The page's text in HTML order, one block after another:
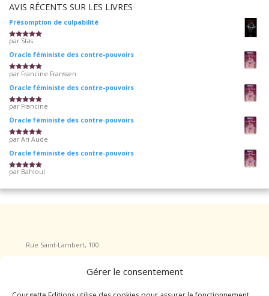
Gérer le consentement
AVIS RÉCENTS SUR LES LIVRES
Présomption de culpabilité
Note5
par Stas
Oracle féministe des contre-pouvoirs
Note5
par Francine Franssen
Oracle féministe des contre-pouvoirs
Note5
par Francine
Oracle féministe des contre-pouvoirs
Note5
par Ari Aude
Oracle féministe des contre-pouvoirs
Note5
par Bahloul
Rue Saint-Lambert, 100
Tel : +32 465/555.717
courgette.editions@gmail.com